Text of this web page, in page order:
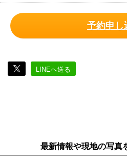
予約申し
LINEへ送る
最新情報や現地の写真